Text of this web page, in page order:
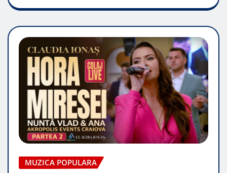
MUZICA POPULARA